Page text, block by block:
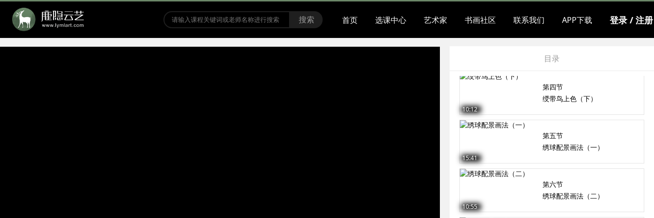
搜索 首页 选课中心 艺术家 书画社区 联系我们 APP下载 登录 / 注册
目录
第三节
10:12
第四节
绶带鸟上色（下）
15:41
第五节
绣球配景画法（一）
10:55
第六节
绣球配景画法（二）